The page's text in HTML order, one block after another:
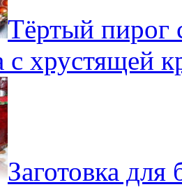
Тёртый пирог
с хрустящей
Заготовка для